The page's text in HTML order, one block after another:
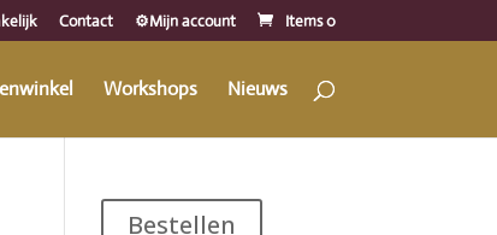
Contact ⚙️Mijn account Items 0
Workshops Nieuws
Bestellen